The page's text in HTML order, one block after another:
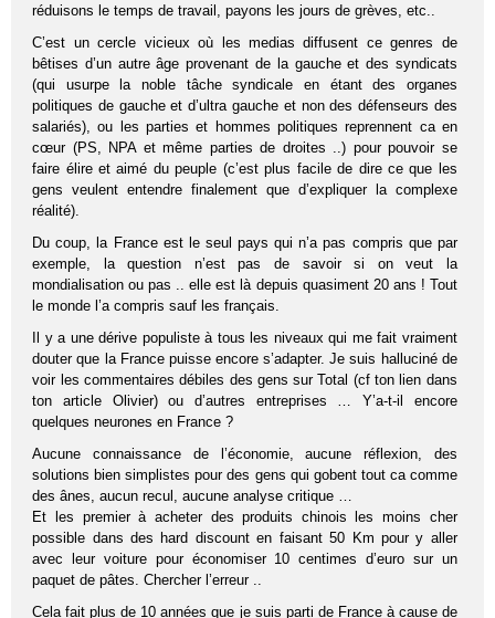
réduisons le temps de travail, payons les jours de grèves, etc..
C’est un cercle vicieux où les medias diffusent ce genres de
bêtises d’un autre âge provenant de la gauche et des syndicats
(qui usurpe la noble tâche syndicale en étant des organes
politiques de gauche et d’ultra gauche et non des défenseurs des
salariés), ou les parties et hommes politiques reprennent ca en
cœur (PS, NPA et même parties de droites ..) pour pouvoir se
faire élire et aimé du peuple (c’est plus facile de dire ce que les
gens veulent entendre finalement que d’expliquer la complexe
réalité).
Du coup, la France est le seul pays qui n’a pas compris que par
exemple, la question n’est pas de savoir si on veut la
mondialisation ou pas .. elle est là depuis quasiment 20 ans ! Tout
le monde l’a compris sauf les français.
Il y a une dérive populiste à tous les niveaux qui me fait vraiment
douter que la France puisse encore s’adapter. Je suis halluciné de
voir les commentaires débiles des gens sur Total (cf ton lien dans
ton article Olivier) ou d’autres entreprises … Y’a-t-il encore
quelques neurones en France ?
Aucune connaissance de l’économie, aucune réflexion, des
solutions bien simplistes pour des gens qui gobent tout ca comme
des ânes, aucun recul, aucune analyse critique …
Et les premier à acheter des produits chinois les moins cher
possible dans des hard discount en faisant 50 Km pour y aller
avec leur voiture pour économiser 10 centimes d’euro sur un
paquet de pâtes. Chercher l’erreur ..
Cela fait plus de 10 années que je suis parti de France à cause de